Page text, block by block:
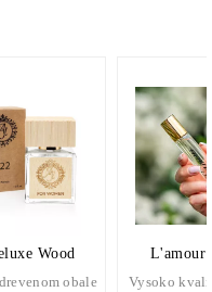
Wood
obale
L'amour
Vysoko